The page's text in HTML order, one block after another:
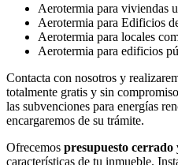
Aerotermia para viviendas
Aerotermia para Edificios
Aerotermia para locales
Aerotermia para edificios
Contacta con nosotros y
totalmente gratis y sin
las subvenciones para energías
encargaremos de su trámite.
Ofrecemos presupuesto cerrado
características de tu inmueble.